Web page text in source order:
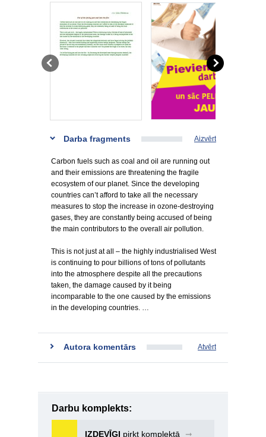
Darba fragments Aizvērt
Carbon fuels such as coal and oil are running out
and their emissions are threatening the fragile
ecosystem of our planet. Since the developing
countries can’t afford to take all the necessary
measures to stop the increase in ozone-destroying
gases, they are constantly being accused of being
the main contributors to the overall air pollution.
This is not just at all – the highly industrialised West
is continuing to pour billions of tons of pollutants
into the atmosphere despite all the precautions
taken, the damage caused by it being
incomparable to the one caused by the emissions
in the developing countries. …
Autora komentārs Atvērt
Darbu komplekts:
IZDEVĪGI pirkt komplektā
➞